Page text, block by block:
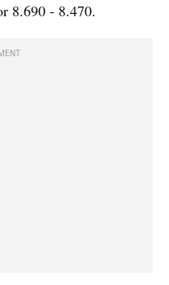
8.690 - 8.470.